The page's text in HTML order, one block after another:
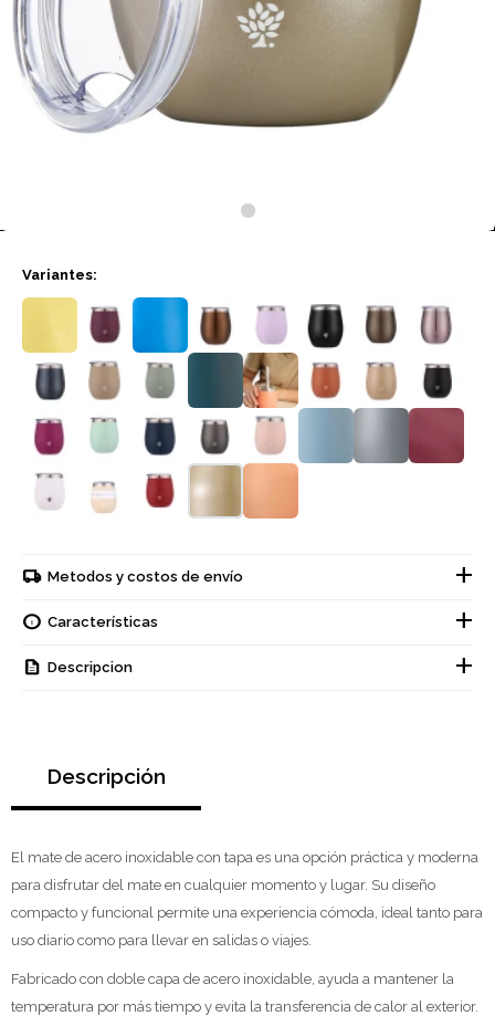
Variantes:
Metodos y costos de envío
Características
Descripcion
Descripción
El mate de acero inoxidable con tapa es una opción práctica y moderna
para disfrutar del mate en cualquier momento y lugar. Su diseño
compacto y funcional permite una experiencia cómoda, ideal tanto para
uso diario como para llevar en salidas o viajes.
Fabricado con doble capa de acero inoxidable, ayuda a mantener la
temperatura por más tiempo y evita la transferencia de calor al exterior.